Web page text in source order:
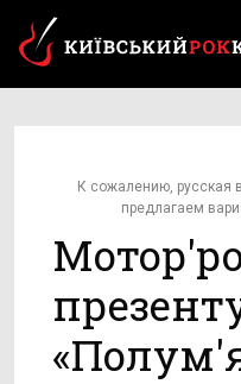
К сожалению, русская
предлагаем